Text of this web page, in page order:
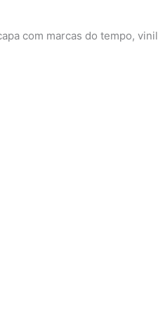
com marcas do tempo,